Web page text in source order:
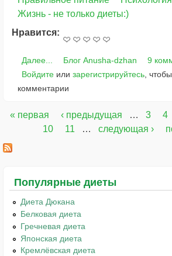
Жизнь - не только диеты:)
Нравится:
Далее... Блог Anusha-dzhan
9
Войдитеили зарегистрируйтесь,
комментарии
Страницы
« первая ‹ предыдущая … 3 4
10
11 … следующая ›
Популярные диеты
Диета Дюкана
Белковая диета
Гречневая диета
Японская диета
Кремлёвская диета